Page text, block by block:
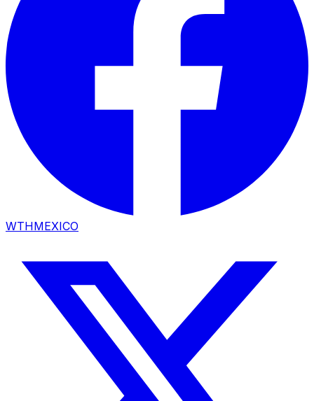
WTHMEXICO